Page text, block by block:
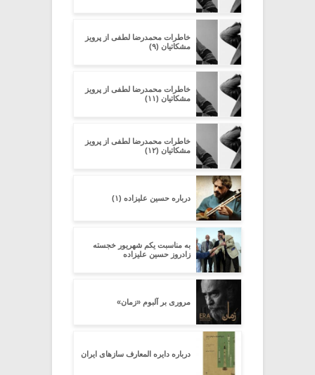
خاطرات محمدرضا لطفی از پرویز
مشکاتیان (۹)
خاطرات محمدرضا لطفی از پرویز
مشکاتیان (۱۱)
خاطرات محمدرضا لطفی از پرویز
مشکاتیان (۱۲)
درباره حسین علیزاده (۱)
به مناسبت یکم شهریور خجسته
زادروز حسین علیزاده
مروری بر آلبوم «زمان»
درباره دایره المعارف سازهای ایران